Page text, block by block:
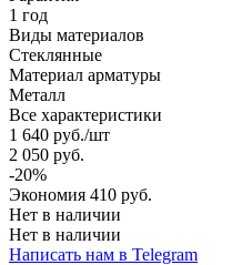
1 год
Виды материалов
Стеклянные
Материал арматуры
Металл
Все характеристики
1 640 руб./шт
2 050 руб.
-20%
Экономия 410 руб.
Нет в наличии
Нет в наличии
Написать нам в Telegram